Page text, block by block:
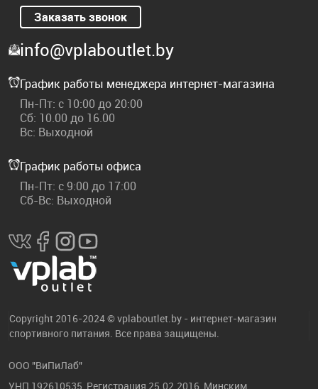
Заказать звонок
info@vplaboutlet.by
График работы менеджера интернет-магазина
Пн-Пт: с 10:00 до 20:00
Сб: 10.00 до 16.00
Вс: Выходной
График работы офиса
Пн-Пт: с 9:00 до 17:00
Сб-Вс: Выходной
Copyright 2016-2024 © vplaboutlet.by - интернет-магазин
спортивного питания. Все права защищены.
ООО "ВиПиЛаб"
УНП 192610535, Регистрация 25.02.2016, Минским